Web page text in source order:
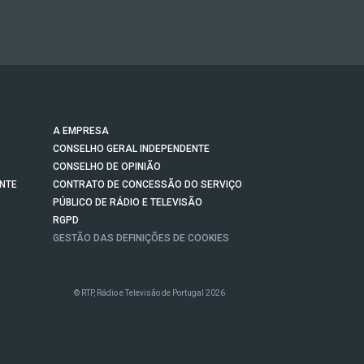
A EMPRESA
CONSELHO GERAL INDEPENDENTE
CONSELHO DE OPINIÃO
CONTRATO DE CONCESSÃO DO SERVIÇO
PÚBLICO DE RÁDIO E TELEVISÃO
RGPD
GESTÃO DAS DEFINIÇÕES DE COOKIES
© RTP, Rádio e Televisão de Portugal 2026